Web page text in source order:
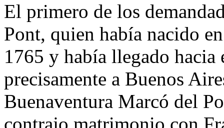
El primero de los
Pont, quien había nacido
1765 y había llegado hacia
precisamente a Buenos
Buenaventura Marcó del